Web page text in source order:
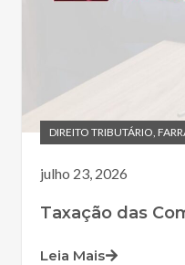
DIREITO TRIBUTÁRIO,
julho 23, 2026
Taxação das
Leia Mais